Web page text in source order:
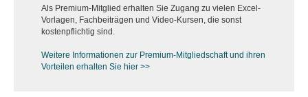
Als Premium-Mitglied erhalten Sie Zugang zu vielen Excel-
Vorlagen, Fachbeiträgen und Video-Kursen, die sonst
kostenpflichtig sind.
Weitere Informationen zur Premium-Mitgliedschaft und ihren
Vorteilen erhalten Sie hier >>